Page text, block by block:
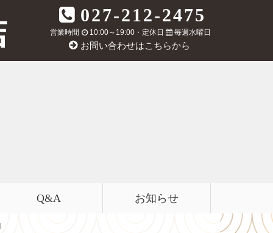
027-212-2475
営業時間 10:00～19:00・定休日 毎週水曜日
お問い合わせはこちらから
Q&A お知らせ